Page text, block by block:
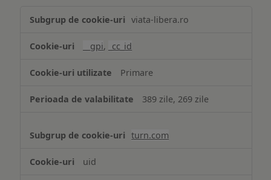
țintită
viata-libera.ro
__gpi, _cc_id
Primare
389 zile, 269 zile
turn.com
uid